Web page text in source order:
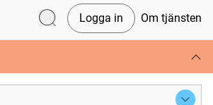
Logga in Om tjänsten